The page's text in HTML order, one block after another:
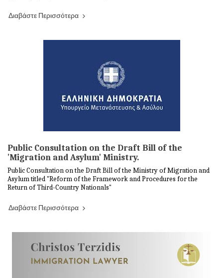
Διαβάστε Περισσότερα
Public Consultation on the Draft Bill of the
'Migration and Asylum' Ministry.
Public Consultation on the Draft Bill of the Ministry of Migration and
Asylum titled "Reform of the Framework and Procedures for the
Return of Third-Country Nationals"
Διαβάστε Περισσότερα